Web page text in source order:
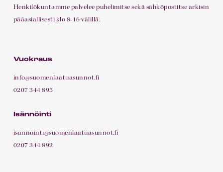
Henkilökuntamme palvelee puhelimitse sekä sähköpostitse arkisin
pääasiallisesti klo 8-16 välillä.
Vuokraus
info@suomenlaatuasunnot.fi
0207 344 895
Isännöinti
isannointi@suomenlaatuasunnot.fi
0207 344 892